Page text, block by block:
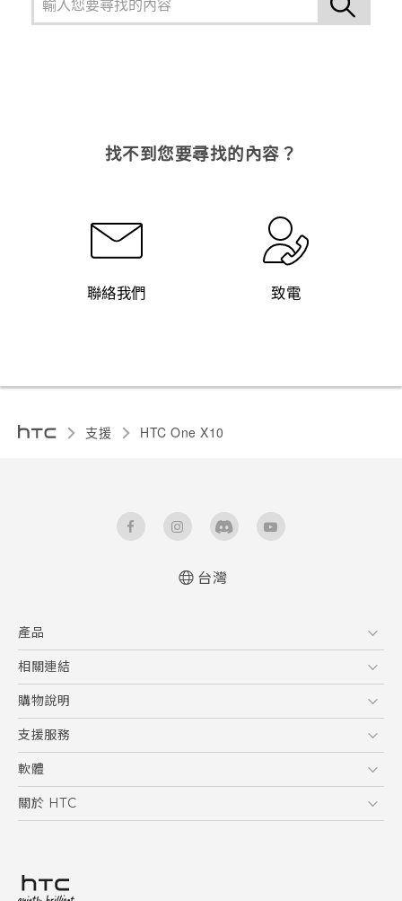
找不到您要尋找的內容？
聯絡我們 致電
支援 HTC One X10‎
台灣
產品
5G
智慧型手機
配件
相關連結
HTC Research
購物說明
購物須知
訂單管理
付款方式
支援服務
到府收送維修服務
服務中心資訊
客戶服務佈告欄
軟體
應用程式
HTC Sync Manager
關於 HTC
投資人